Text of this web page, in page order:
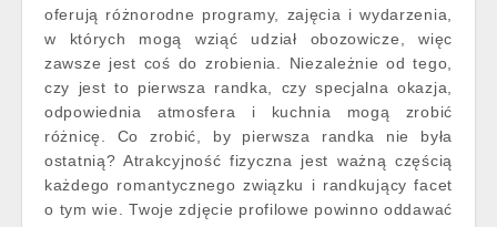
oferują różnorodne programy, zajęcia i wydarzenia,
w których mogą wziąć udział obozowicze, więc
zawsze jest coś do zrobienia. Niezależnie od tego,
czy jest to pierwsza randka, czy specjalna okazja,
odpowiednia atmosfera i kuchnia mogą zrobić
różnicę. Co zrobić, by pierwsza randka nie była
ostatnią? Atrakcyjność fizyczna jest ważną częścią
każdego romantycznego związku i randkujący facet
o tym wie. Twoje zdjęcie profilowe powinno oddawać